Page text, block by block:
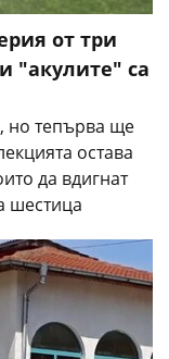
от три
"акулите" са
но тепърва ще
остава
да вдигнат
шестица